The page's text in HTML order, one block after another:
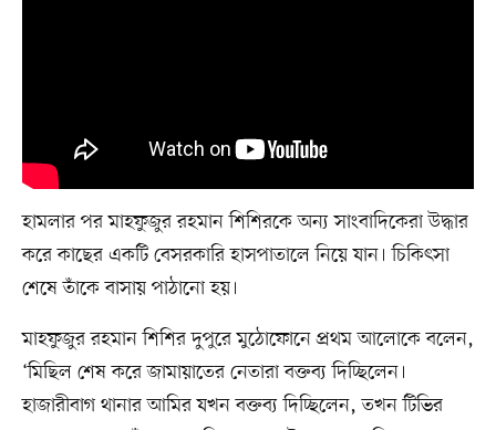
হামলার পর মাহফুজুর রহমান শিশিরকে অন্য সাংবাদিকেরা উদ্ধার
করে কাছের একটি বেসরকারি হাসপাতালে নিয়ে যান। চিকিৎসা
শেষে তাঁকে বাসায় পাঠানো হয়।
মাহফুজুর রহমান শিশির দুপুরে মুঠোফোনে প্রথম আলোকে বলেন,
‘মিছিল শেষ করে জামায়াতের নেতারা বক্তব্য দিচ্ছিলেন।
হাজারীবাগ থানার আমির যখন বক্তব্য দিচ্ছিলেন, তখন টিভির